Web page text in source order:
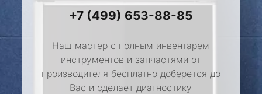
+7 (499) 653-88-85
Наш мастер с полным инвентарем
инструментов и запчастями от
производителя бесплатно доберется до
Вас и сделает диагностику